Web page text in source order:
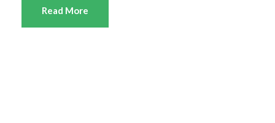
Read More